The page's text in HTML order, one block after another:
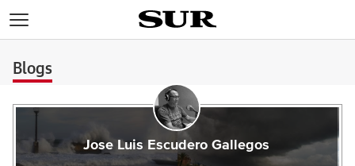
Blogs
Jose Luis Escudero Gallegos